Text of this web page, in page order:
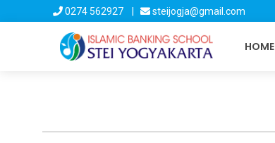
0274 562927 | steijogja@gmail.com
HOME